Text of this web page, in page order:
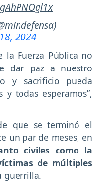
2024
la Fuerza Pública no
dar paz a nuestro
y sacrificio pueda
todas esperamos”,
que se terminó el
un par de meses, en
civiles como la
de múltiples
guerrilla.